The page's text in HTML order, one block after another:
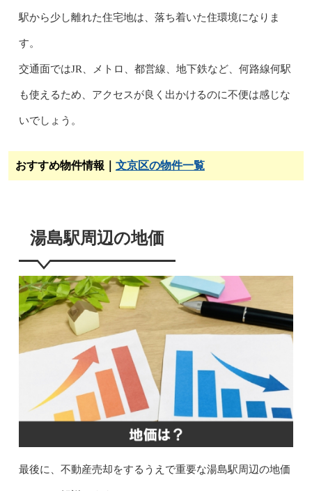
駅から少し離れた住宅地は、落ち着いた住環境になりま
す。
交通面ではJR、メトロ、都営線、地下鉄など、何路線何駅
も使えるため、アクセスが良く出かけるのに不便は感じな
いでしょう。
おすすめ物件情報｜ 文京区の物件一覧
湯島駅周辺の地価
最後に、不動産売却をするうえで重要な湯島駅周辺の地価